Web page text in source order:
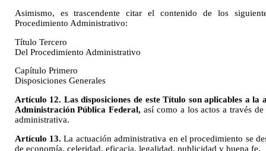
Asimismo, es trascendente citar el contenido de los
Procedimiento Administrativo:
Título Tercero
Del Procedimiento Administrativo
Capítulo Primero
Disposiciones Generales
Artículo 12. Las disposiciones de este Título son aplicables a la
Administración Pública Federal, así como a los actos a través
administrativa.
Artículo 13.La actuación administrativa en el procedimiento se
de economía, celeridad, eficacia, legalidad, publicidad y buena fe.